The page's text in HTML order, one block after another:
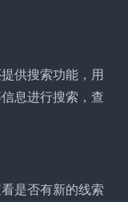
供搜索功能，用
息进行搜索，查
是否有新的线索